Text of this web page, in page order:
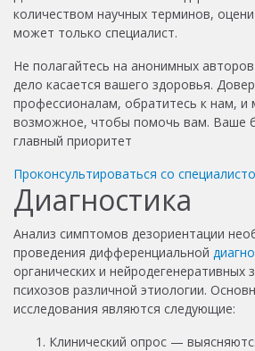
количеством научных терминов,
может только специалист.
Не полагайтесь на анонимных
дело касается вашего здоровья.
профессионалам, обратитесь к нам, и
возможное, чтобы помочь вам. Ваше
главный приоритет
Проконсультироваться со
Диагностика
Анализ симптомов дезориентации
проведения дифференциальной
органических и нейродегенеративных
психозов различной этиологии.
исследования являются следующие:
Клинический опрос —